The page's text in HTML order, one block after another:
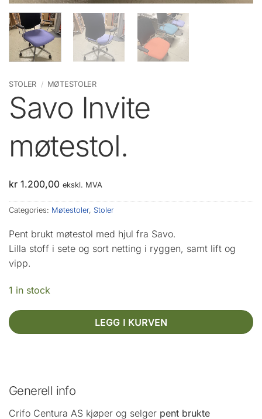
STOLER / MØTESTOLER
Savo Invite
møtestol.
kr 1.200,00 ekskl. MVA
Categories: Møtestoler, Stoler
Pent brukt møtestol med hjul fra Savo.
Lilla stoff i sete og sort netting i ryggen, samt lift og
vipp.
1 in stock
LEGG I KURVEN
Generell info
Crifo Centura AS kjøper og selger pent brukte